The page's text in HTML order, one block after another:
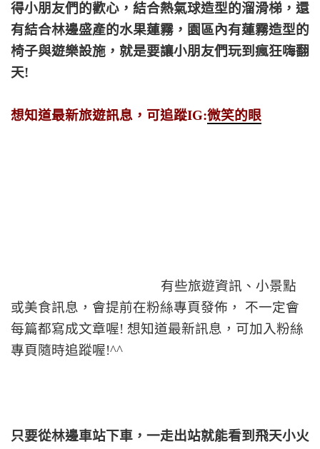
得小朋友們的歡心，結合熱氣球造型的溜滑梯，還
有結合林邊盛產的水果蓮霧，園區內有蓮霧造型的
椅子與遊樂設施，就是要讓小朋友們玩到瘋狂嗨翻
天!
想知道最新旅遊訊息，可追蹤IG:微笑的眼
有些旅遊資訊、小景點
或美食訊息，會提前在粉絲專頁發佈， 不一定會
每篇都寫成文章喔! 想知道最新訊息，可加入粉絲
專頁隨時追蹤喔!^^
只要從林邊車站下車，一走出站就能看到飛天小火